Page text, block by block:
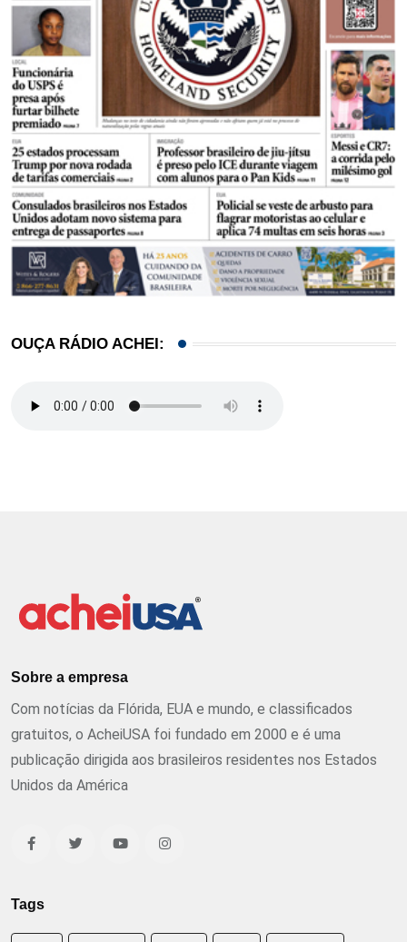
OUÇA RÁDIO ACHEI:
Sobre a empresa
Com notícias da Flórida, EUA e mundo, e classificados
gratuitos, o AcheiUSA foi fundado em 2000 e é uma
publicação dirigida aos brasileiros residentes nos Estados
Unidos da América
Tags